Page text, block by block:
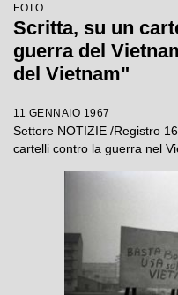
FOTO
Scritta, su un
guerra del
del Vietnam"
11 GENNAIO 1967
Settore NOTIZIE /Registro
cartelli contro la guerra nel